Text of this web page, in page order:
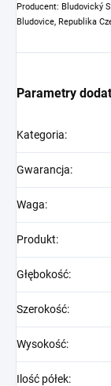
Producent: Bludovický
Bludovice, Republika
Parametry
Kategoria:
Gwarancja:
Waga:
Produkt:
Głębokość:
Szerokość:
Wysokość:
Ilość półek: